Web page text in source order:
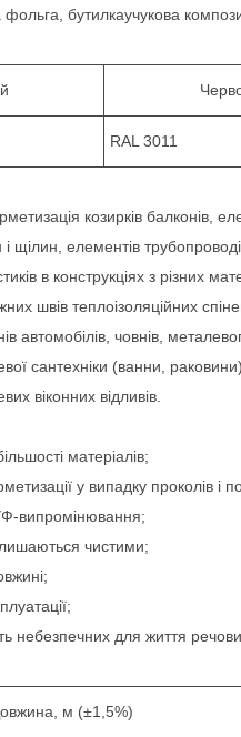
бутилкаучукова
RAL 3011
козирків балконів,
і щілин, елементів
в конструкціях з різних
швів теплоізоляційних
автомобілів, човнів,
сантехніки (ванни,
віконних відливів.
матеріалів;
у випадку проколів і
випромінювання;
чистими;
небезпечних для життя
м (±1,5%)